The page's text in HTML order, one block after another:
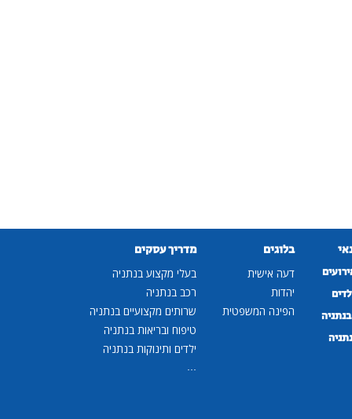
בלוגים
דעה אישית
יהדות
הפינה המשפטית
מדריך עסקים
בעלי מקצוע בנתניה
רכב בנתניה
שרותים מקצועיים בנתניה
טיפוח ובריאות בנתניה
ילדים ותינוקות בנתניה